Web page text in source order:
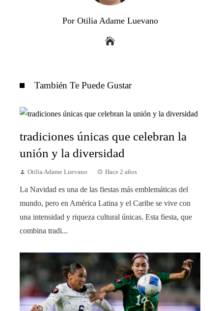
Por Otilia Adame Luevano
También Te Puede Gustar
tradiciones únicas que celebran la
unión y la diversidad
Otilia Adame Luevano Hace 2 años
La Navidad es una de las fiestas más emblemáticas del
mundo, pero en América Latina y el Caribe se vive con
una intensidad y riqueza cultural únicas. Esta fiesta, que
combina tradi...